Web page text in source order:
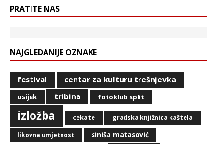
PRATITE NAS
NAJGLEDANIJE OZNAKE
festival centar za kulturu trešnjevka
osijek tribina fotoklub split
izložba cekate gradska knjižnica kaštela
likovna umjetnost siniša matasović